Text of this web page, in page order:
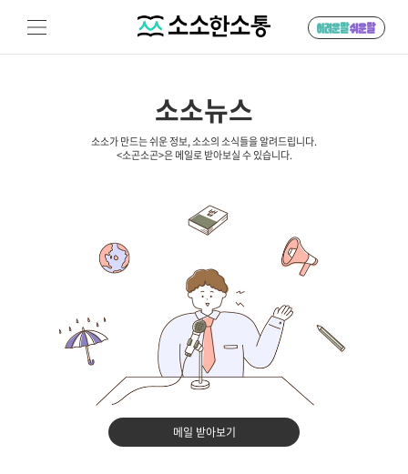
소소뉴스
소소가 만드는 쉬운 정보, 소소의 소식들을 알려드립니다.
<소곤소곤>은 메일로 받아보실 수 있습니다.
메일 받아보기